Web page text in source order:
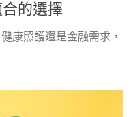
的選擇
康照護還是金融需求，